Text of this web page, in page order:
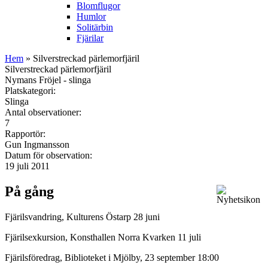
Blomflugor
Humlor
Solitärbin
Fjärilar
Hem » Silverstreckad pärlemorfjäril
Silverstreckad pärlemorfjäril
Nymans Fröjel - slinga
Platskategori:
Slinga
Antal observationer:
7
Rapportör:
Gun Ingmansson
Datum för observation:
19 juli 2011
På gång
Fjärilsvandring, Kulturens Östarp 28 juni
Fjärilsexkursion, Konsthallen Norra Kvarken 11 juli
Fjärilsföredrag, Biblioteket i Mjölby, 23 september 18:00